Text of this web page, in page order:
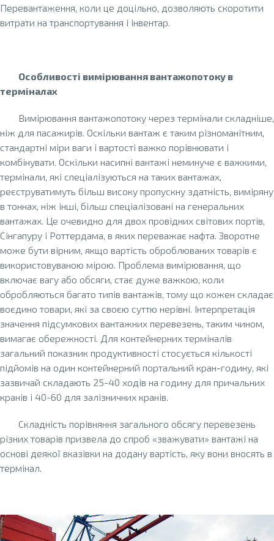
Перевантаження, коли це доцільно, дозволяють скоротити
витрати на транспортування і інвентар.
Особливості вимірювання вантажопотоку в
терміналах
Вимірювання вантажопотоку через термінали складніше,
ніж для пасажирів. Оскільки вантаж є таким різноманітним,
стандартні міри ваги і вартості важко порівнювати і
комбінувати. Оскільки насипні вантажі неминуче є важкими,
термінали, які спеціалізуються на таких вантажах,
реєструватимуть більш високу пропускну здатність, виміряну
в тоннах, ніж інші, більш спеціалізовані на генеральних
вантажах. Це очевидно для двох провідних світових портів,
Сінгапуру і Роттердама, в яких переважає нафта. Зворотне
може бути вірним, якщо вартість оброблюваних товарів є
використовуваною мірою. Проблема вимірювання, що
включає вагу або обсяги, стає дуже важкою, коли
обробляються багато типів вантажів, тому що кожен складає
воєдино товари, які за своєю суттю нерівні. Інтерпретація
значення підсумкових вантажних перевезень, таким чином,
вимагає обережності. Для контейнерних терміналів
загальний показник продуктивності стосується кількості
підйомів на один контейнерний портальний кран-годину, які
зазвичай складають 25-40 ходів на годину для причальних
кранів і 40-60 для залізничних кранів.
Складність порівняння загального обсягу перевезень
різних товарів призвела до спроб «зважувати» вантажі на
основі деякої вказівки на додану вартість, яку вони вносять в
термінал.